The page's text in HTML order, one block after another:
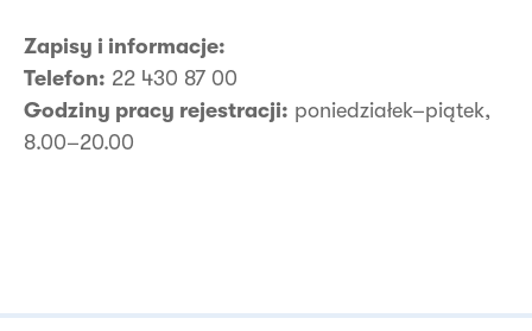
Zapisy i informacje:
Telefon: 22 430 87 00
Godziny pracy rejestracji: poniedziałek–piątek,
8.00–20.00